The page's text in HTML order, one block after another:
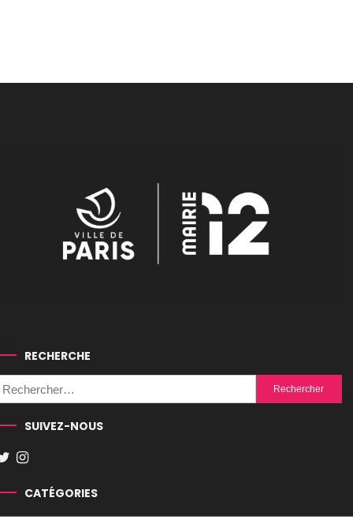
RECHERCHE
Rechercher :
SUIVEZ-NOUS
CATÉGORIES